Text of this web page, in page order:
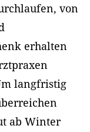
von
erhalten
langfristig
ab Winter